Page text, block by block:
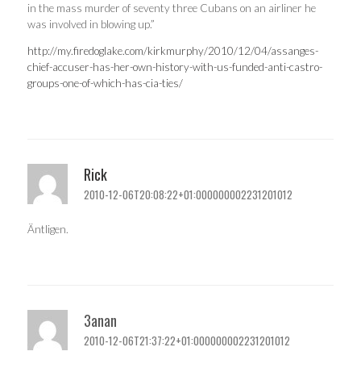
in the mass murder of seventy three Cubans on an airliner he
was involved in blowing up.”
http://my.firedoglake.com/kirkmurphy/2010/12/04/assanges-
chief-accuser-has-her-own-history-with-us-funded-anti-castro-
groups-one-of-which-has-cia-ties/
Rick
2010-12-06T20:08:22+01:000000002231201012
Äntligen.
3anan
2010-12-06T21:37:22+01:000000002231201012